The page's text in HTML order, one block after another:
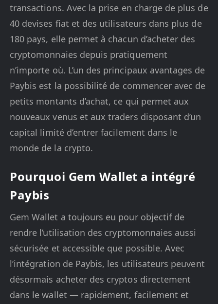
transactions. Avec la prise en charge de plus de
40 devises fiat et des utilisateurs dans plus de
180 pays, elle permet à chacun d’acheter des
cryptomonnaies depuis pratiquement
n’importe où. L’un des principaux avantages de
Paybis est la possibilité de commencer avec de
petits montants d’achat, ce qui permet aux
nouveaux venus et aux traders disposant d’un
capital limité d’entrer facilement dans le
monde de la crypto.
Pourquoi Gem Wallet a intégré
Paybis
Gem Wallet a toujours eu pour objectif de
rendre l’utilisation des cryptomonnaies aussi
sécurisée et accessible que possible. Avec
l’intégration de Paybis, les utilisateurs peuvent
désormais acheter des cryptos directement
dans le wallet — rapidement, facilement et